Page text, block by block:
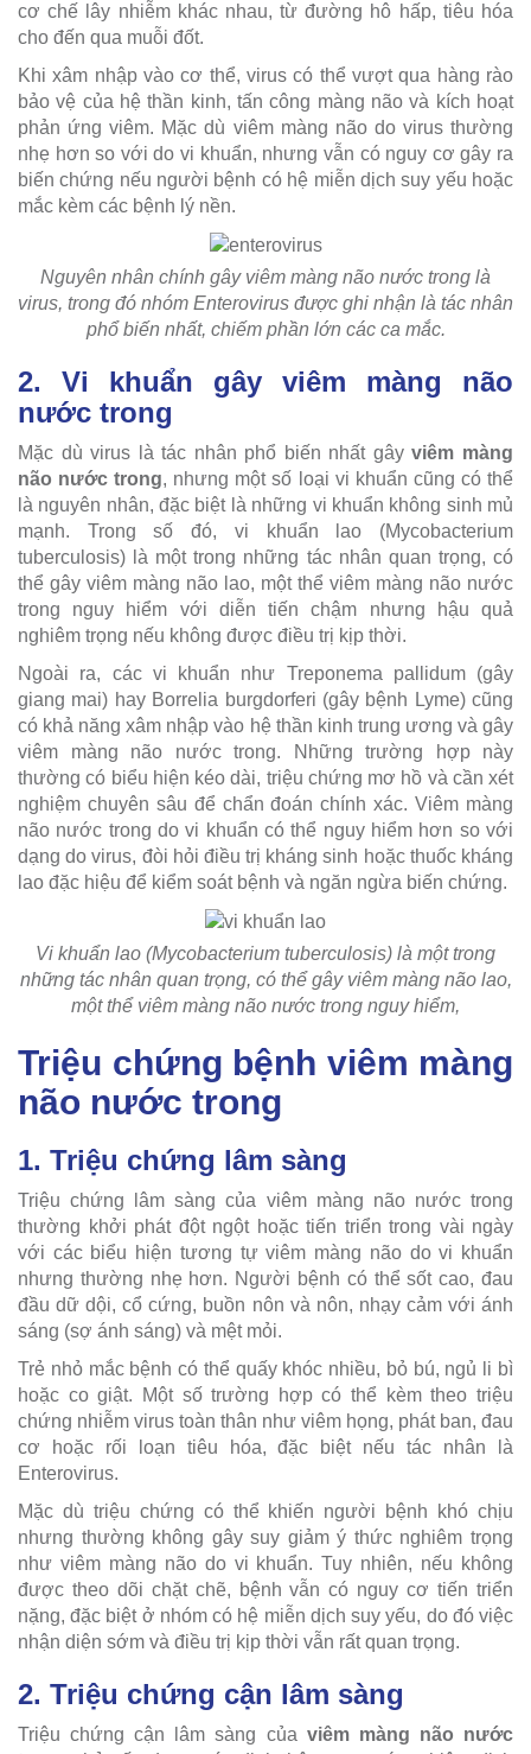
cơ chế lây nhiễm khác nhau, từ đường hô hấp, tiêu hóa
cho đến qua muỗi đốt.
Khi xâm nhập vào cơ thể, virus có thể vượt qua hàng rào
bảo vệ của hệ thần kinh, tấn công màng não và kích hoạt
phản ứng viêm. Mặc dù viêm màng não do virus thường
nhẹ hơn so với do vi khuẩn, nhưng vẫn có nguy cơ gây ra
biến chứng nếu người bệnh có hệ miễn dịch suy yếu hoặc
mắc kèm các bệnh lý nền.
Nguyên nhân chính gây viêm màng não nước trong là
virus, trong đó nhóm Enterovirus được ghi nhận là tác nhân
phổ biến nhất, chiếm phần lớn các ca mắc.
2. Vi khuẩn gây viêm màng não
nước trong
Mặc dù virus là tác nhân phổ biến nhất gâyviêm màng
não nước trong, nhưng một số loại vi khuẩn cũng có thể
là nguyên nhân, đặc biệt là những vi khuẩn không sinh mủ
mạnh. Trong số đó, vi khuẩn lao (Mycobacterium
tuberculosis) là một trong những tác nhân quan trọng, có
thể gây viêm màng não lao, một thể viêm màng não nước
trong nguy hiểm với diễn tiến chậm nhưng hậu quả
nghiêm trọng nếu không được điều trị kịp thời.
Ngoài ra, các vi khuẩn như Treponema pallidum (gây
giang mai) hay Borrelia burgdorferi (gây bệnh Lyme) cũng
có khả năng xâm nhập vào hệ thần kinh trung ương và gây
viêm màng não nước trong. Những trường hợp này
thường có biểu hiện kéo dài, triệu chứng mơ hồ và cần xét
nghiệm chuyên sâu để chẩn đoán chính xác. Viêm màng
não nước trong do vi khuẩn có thể nguy hiểm hơn so với
dạng do virus, đòi hỏi điều trị kháng sinh hoặc thuốc kháng
lao đặc hiệu để kiểm soát bệnh và ngăn ngừa biến chứng.
Vi khuẩn lao (Mycobacterium tuberculosis) là một trong
những tác nhân quan trọng, có thể gây viêm màng não lao,
một thể viêm màng não nước trong nguy hiểm,
Triệu chứng bệnh viêm màng
não nước trong
1. Triệu chứng lâm sàng
Triệu chứng lâm sàng của viêm màng não nước trong
thường khởi phát đột ngột hoặc tiến triển trong vài ngày
với các biểu hiện tương tự viêm màng não do vi khuẩn
nhưng thường nhẹ hơn. Người bệnh có thể sốt cao, đau
đầu dữ dội, cổ cứng, buồn nôn và nôn, nhạy cảm với ánh
sáng (sợ ánh sáng) và mệt mỏi.
Trẻ nhỏ mắc bệnh có thể quấy khóc nhiều, bỏ bú, ngủ li bì
hoặc co giật. Một số trường hợp có thể kèm theo triệu
chứng nhiễm virus toàn thân như viêm họng, phát ban, đau
cơ hoặc rối loạn tiêu hóa, đặc biệt nếu tác nhân là
Enterovirus.
Mặc dù triệu chứng có thể khiến người bệnh khó chịu
nhưng thường không gây suy giảm ý thức nghiêm trọng
như viêm màng não do vi khuẩn. Tuy nhiên, nếu không
được theo dõi chặt chẽ, bệnh vẫn có nguy cơ tiến triển
nặng, đặc biệt ở nhóm có hệ miễn dịch suy yếu, do đó việc
nhận diện sớm và điều trị kịp thời vẫn rất quan trọng.
2. Triệu chứng cận lâm sàng
Triệu chứng cận lâm sàng của viêm màng não nước